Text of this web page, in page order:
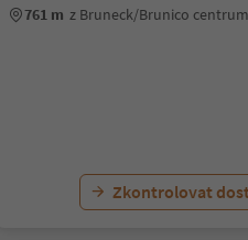
761 m z Bruneck/Brunico centrum
Zkontrolovat